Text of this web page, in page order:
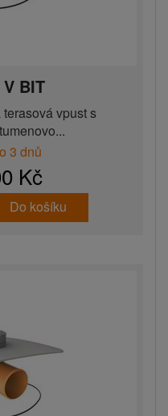
BIT
vpust s
3 dnů
Kč
Do košíku